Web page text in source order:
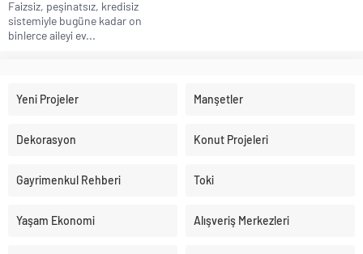
Faizsiz, peşinatsız, kredisiz
sistemiyle bugüne kadar on
binlerce aileyi ev...
Yeni Projeler Manşetler
Dekorasyon Konut Projeleri
Gayrimenkul Rehberi Toki
Yaşam Ekonomi Alışveriş Merkezleri